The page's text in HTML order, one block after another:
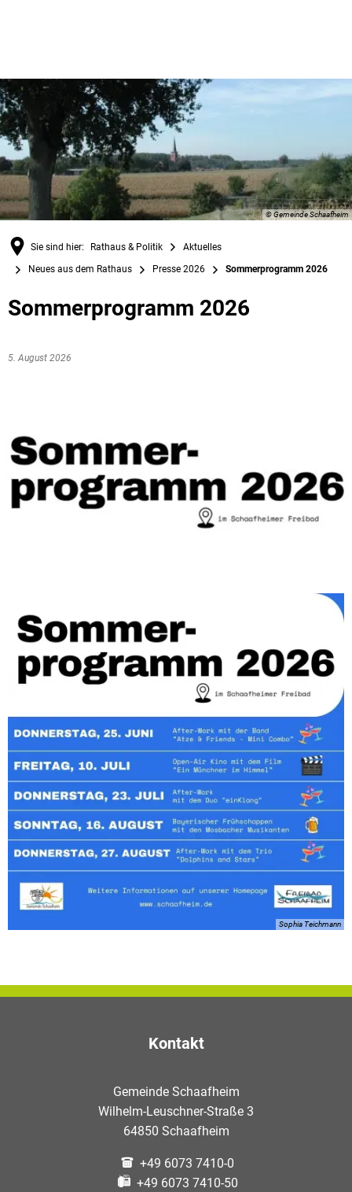
© Gemeinde Schaafheim
Sie sind hier: Rathaus & Politik Aktuelles
Neues aus dem Rathaus Presse 2026 Sommerprogramm 2026
Sommerprogramm 2026
5. August 2026
Sophia Teichmann
Kontakt
Gemeinde Schaafheim
Wilhelm-Leuschner-Straße 3
64850 Schaafheim
+49 6073 7410-0
+49 6073 7410-50